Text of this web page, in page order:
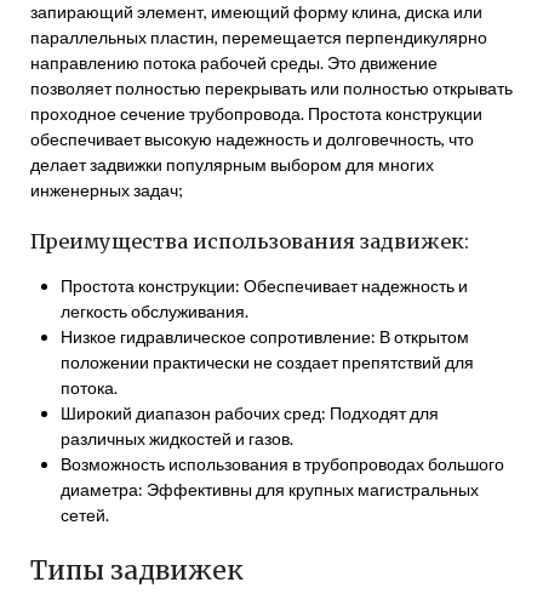
запирающий элемент, имеющий форму клина, диска или
параллельных пластин, перемещается перпендикулярно
направлению потока рабочей среды. Это движение
позволяет полностью перекрывать или полностью открывать
проходное сечение трубопровода. Простота конструкции
обеспечивает высокую надежность и долговечность, что
делает задвижки популярным выбором для многих
инженерных задач;
Преимущества использования задвижек:
Простота конструкции: Обеспечивает надежность и
легкость обслуживания.
Низкое гидравлическое сопротивление: В открытом
положении практически не создает препятствий для
потока.
Широкий диапазон рабочих сред: Подходят для
различных жидкостей и газов.
Возможность использования в трубопроводах большого
диаметра: Эффективны для крупных магистральных
сетей.
Типы задвижек